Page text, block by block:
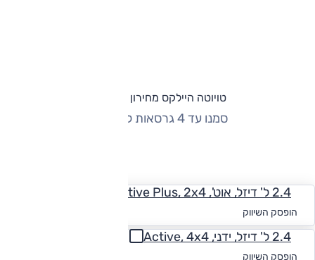
טויוטה היילקס מחירון וגרסאות
סמנו עד 4 גרסאות להשוואה
2.4 ל' דיזל, אוט', Active Plus, 2x4
הופסק השיווק
2.4 ל' דיזל, ידני, Active, 4x4
הופסק השיווק